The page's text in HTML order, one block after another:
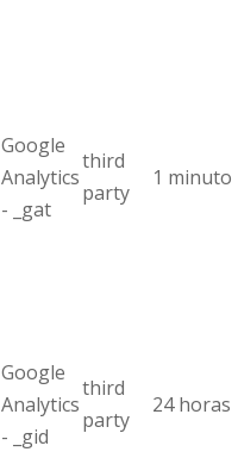
Google
Analytics
- _gat
third
party
1 minuto
Google
Analytics
- _gid
third
party
24 horas